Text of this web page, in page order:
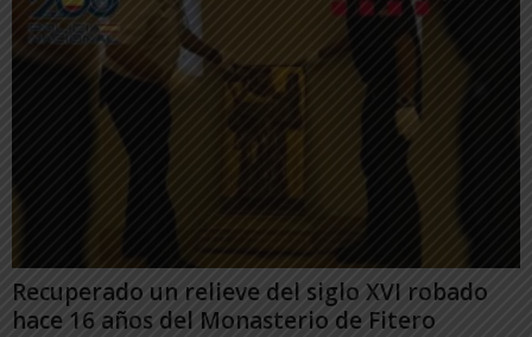
Recuperado un relieve del siglo XVI robado
hace 16 años del Monasterio de Fitero